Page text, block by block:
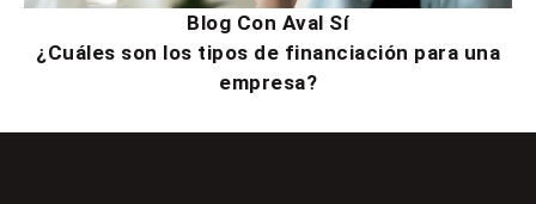
Blog Con Aval Sí
¿Cuáles son los tipos de financiación para una
empresa?